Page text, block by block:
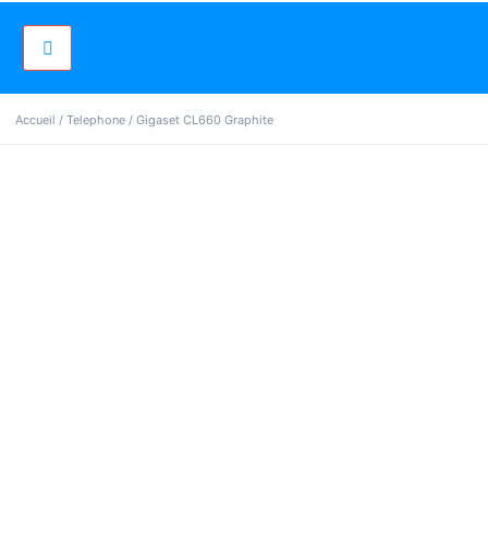
Accueil / Telephone / Gigaset CL660 Graphite